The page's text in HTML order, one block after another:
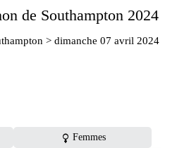
de Southampton 2024
> dimanche 07 avril 2024
female Femmes